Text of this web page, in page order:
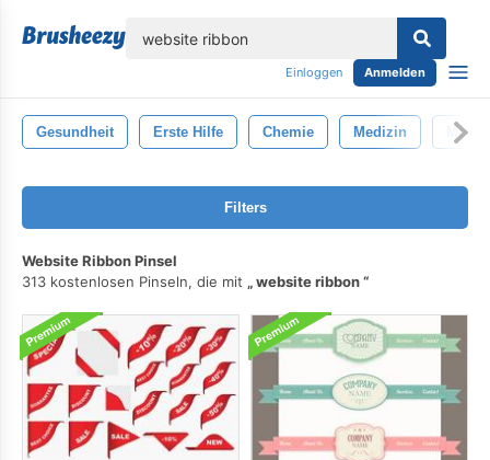
Einloggen Anmelden
Gesundheit Erste Hilfe Chemie Medizin
Filters
Website Ribbon Pinsel
313 kostenlosen Pinseln, die mit
website ribbon